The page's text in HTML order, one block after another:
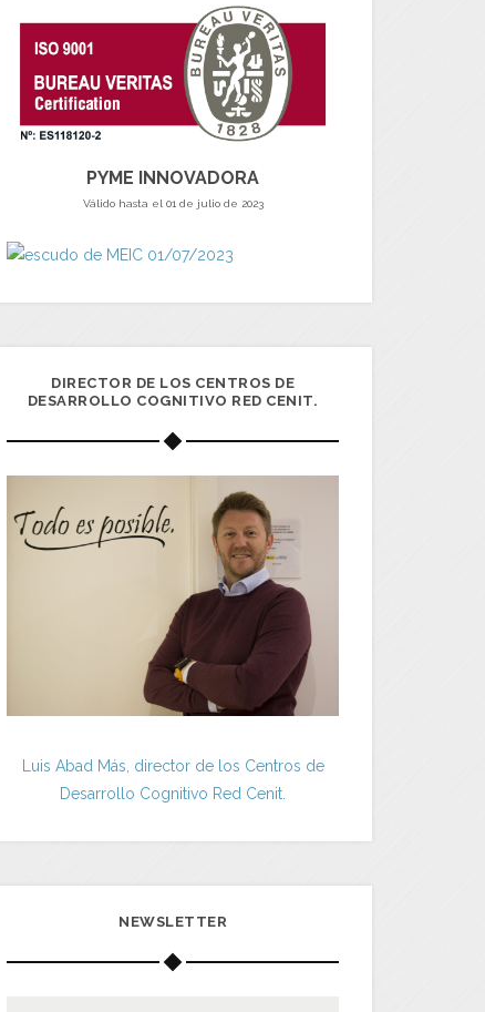
PYME INNOVADORA
Válido hasta el 01 de julio de 2023
DIRECTOR DE LOS CENTROS DE
DESARROLLO COGNITIVO RED CENIT.
Luis Abad Más, director de los Centros de
Desarrollo Cognitivo Red Cenit.
NEWSLETTER